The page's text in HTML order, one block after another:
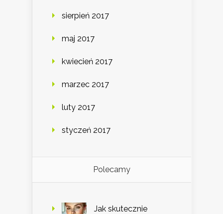
sierpień 2017
maj 2017
kwiecień 2017
marzec 2017
luty 2017
styczeń 2017
Polecamy
Jak skutecznie